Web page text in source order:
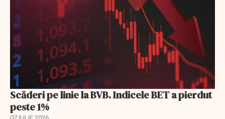
Scăderi pe linie la BVB. Indicele BET a pierdut
peste 1%